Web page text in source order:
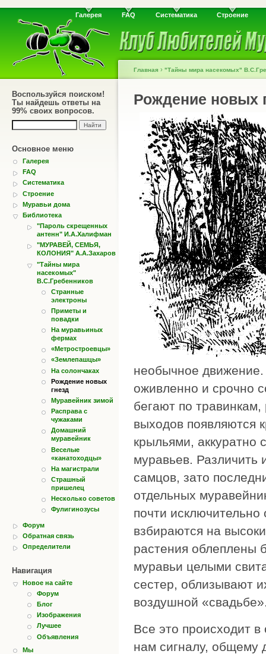
Галерея FAQ Систематика Строение
Воспользуйся поиском!
Ты найдешь ответы на
99% своих вопросов.
Основное меню
Галерея
FAQ
Систематика
Строение
Муравьи дома
Библиотека
"Пароль скрещенных
антенн" И.А.Халифман
"МУРАВЕЙ, СЕМЬЯ,
КОЛОНИЯ" А.А.Захаров
"Тайны мира
насекомых"
В.С.Гребенников
Странные
электроны
Приметы и
повадки
На муравьиных
фермах
«Метростроевцы»
«Землепашцы»
На солончаках
Рождение новых
гнезд
Муравейник зимой
Расправа с
чужаками
Домашний
муравейник
Веселые
«канатоходцы»
На магистрали
Страшный
пришелец
Несколько советов
Фулигинозусы
Форум
Обратная связь
Определители
Навигация
Новое на сайте
Форум
Блог
Изображения
Лучшее
Объявления
Мы
Главная › "Тайны мира насекомых"
Рождение новых
необычное движение.
оживленно и срочно
бегают по
выходов появляются
крыльями,
муравьев. Различить
самцов, зато
отдельных
почти
взбираются на
растения облеплены
муравьи целыми
сестер, облизывают
воздушной
Все это происходит
нам сигналу, общему